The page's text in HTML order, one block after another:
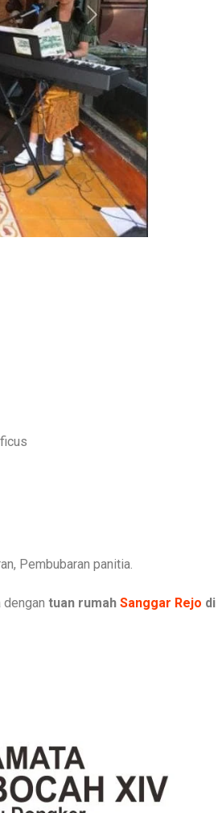
Pembubaran panitia.
dengan tuan rumah Sanggar Rejo di